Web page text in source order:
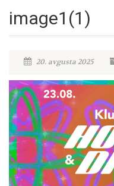
image1(1)
20. avgusta 2025